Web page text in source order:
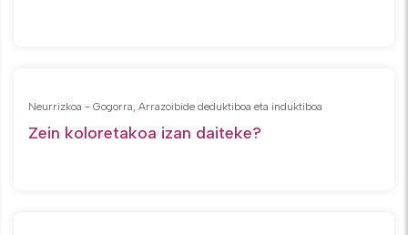
Neurrizkoa - Gogorra, Arrazoibide deduktiboa eta induktiboa
Zein koloretakoa izan daiteke?